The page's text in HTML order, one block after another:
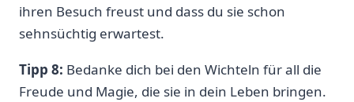
ihren Besuch freust und dass du sie schon
sehnsüchtig erwartest.
Tipp 8: Bedanke dich bei den Wichteln für all die
Freude und Magie, die sie in dein Leben bringen.